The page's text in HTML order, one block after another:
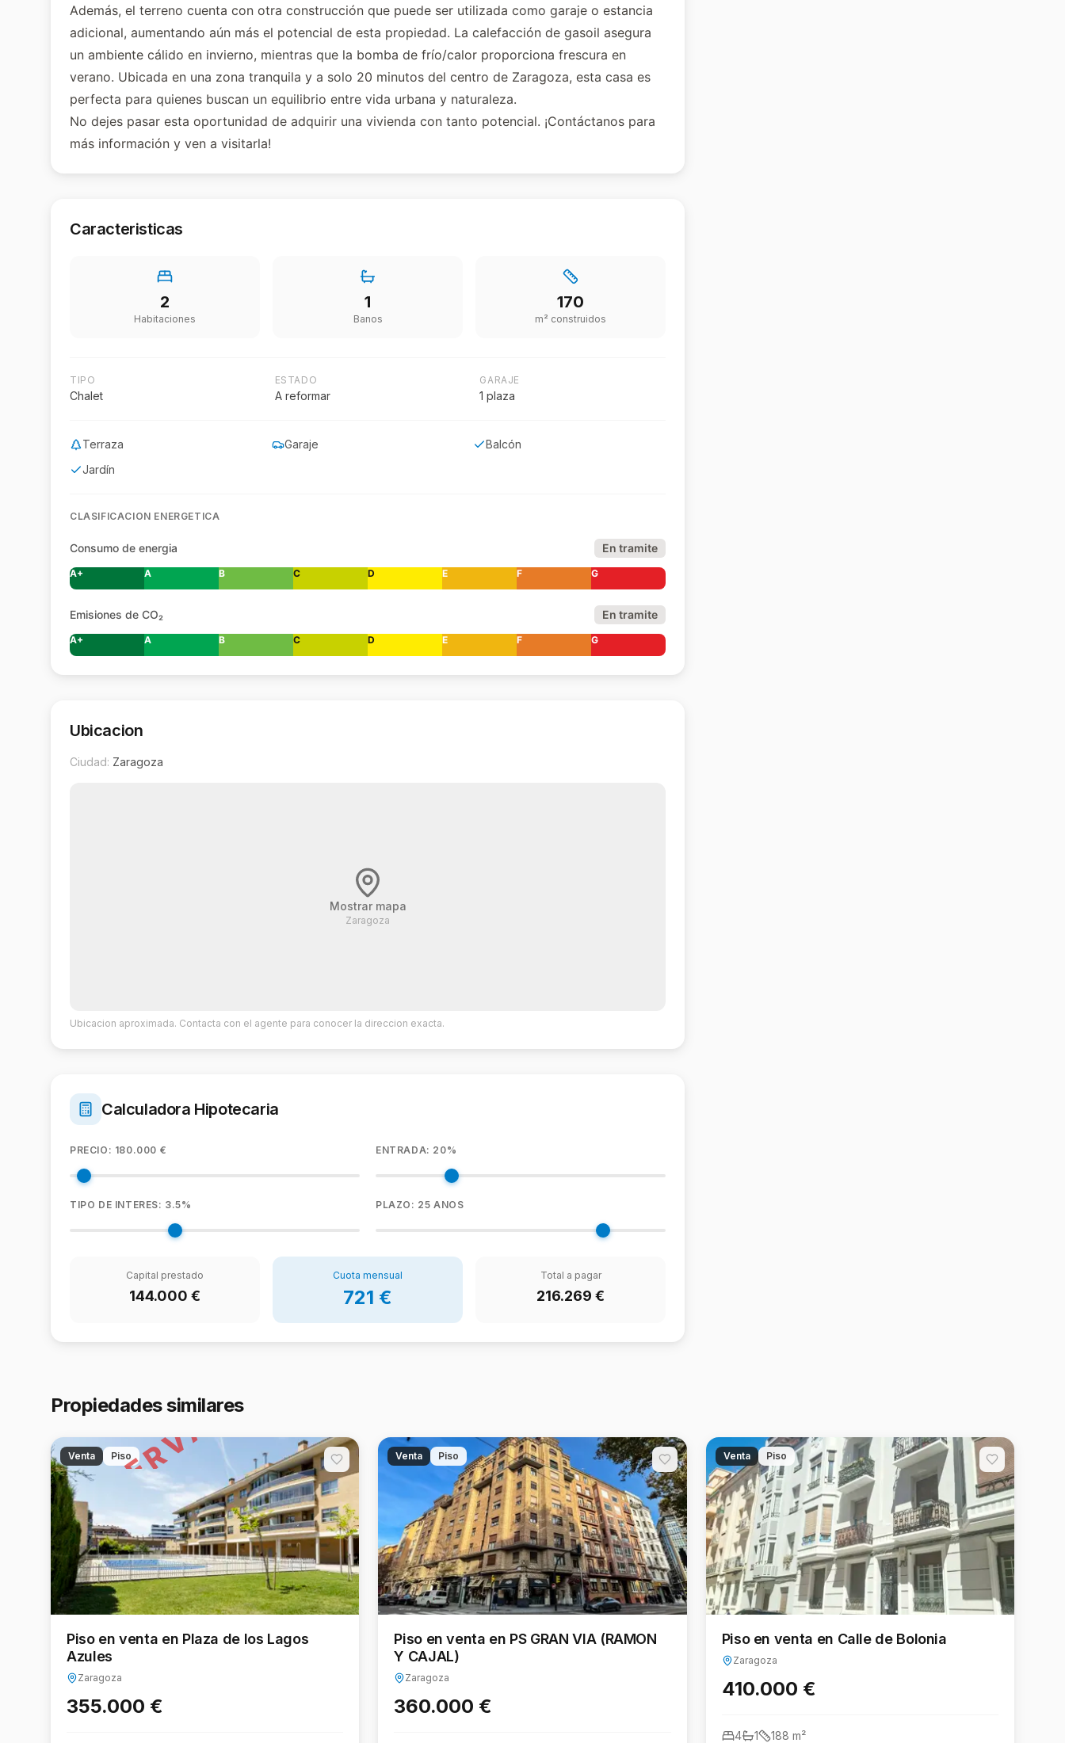
Además, el terreno cuenta con otra construcción que puede ser utilizada como garaje o estancia
adicional, aumentando aún más el potencial de esta propiedad. La calefacción de gasoil asegura
un ambiente cálido en invierno, mientras que la bomba de frío/calor proporciona frescura en
verano. Ubicada en una zona tranquila y a solo 20 minutos del centro de Zaragoza, esta casa es
perfecta para quienes buscan un equilibrio entre vida urbana y naturaleza.
No dejes pasar esta oportunidad de adquirir una vivienda con tanto potencial. ¡Contáctanos para
más información y ven a visitarla!
Caracteristicas
2
Habitaciones
1
Banos
170
m² construidos
TIPO
Chalet
ESTADO
A reformar
GARAJE
1 plaza
Terraza Garaje
Balcón
Jardín
CLASIFICACION ENERGETICA
Consumo de energia En tramite
A+ A B C D E F G
Emisiones de CO₂ En tramite
A+ A B C D E F G
Ubicacion
Ciudad: Zaragoza
Mostrar mapa
Zaragoza
Ubicacion aproximada. Contacta con el agente para conocer la direccion exacta.
Calculadora Hipotecaria
PRECIO: 180.000 € ENTRADA: 20%
TIPO DE INTERES: 3.5% PLAZO: 25 ANOS
Capital prestado
144.000 €
Cuota mensual
721 €
Total a pagar
216.269 €
Propiedades similares
RESERVADO
Venta Piso
Piso en venta en Plaza de los Lagos
Azules
Zaragoza
355.000 €
Venta Piso
Piso en venta en PS GRAN VIA (RAMON
Y CAJAL)
Zaragoza
360.000 €
Venta Piso
Piso en venta en Calle de Bolonia
Zaragoza
410.000 €
4 1 188 m²